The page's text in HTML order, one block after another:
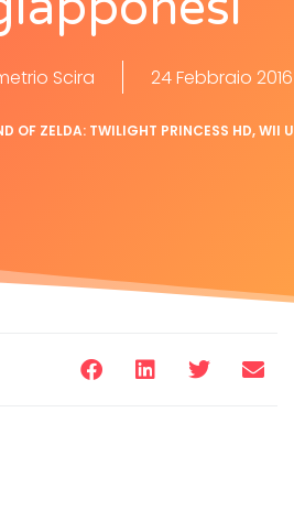
Scira 24 Febbraio 2016
OF ZELDA: TWILIGHT PRINCESS HD,WII U